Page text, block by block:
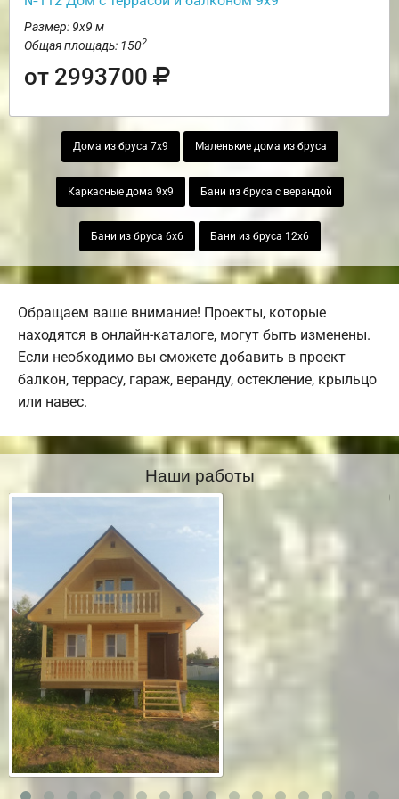
Размер: 9х9 м
Общая площадь: 1502
от 2993700
Дома из бруса 7х9 Маленькие дома из бруса
Каркасные дома 9х9 Бани из бруса с верандой
Бани из бруса 6х6 Бани из бруса 12х6
Обращаем ваше внимание! Проекты, которые
находятся в онлайн-каталоге, могут быть изменены.
Если необходимо вы сможете добавить в проект
балкон, террасу, гараж, веранду, остекление, крыльцо
или навес.
Наши работы